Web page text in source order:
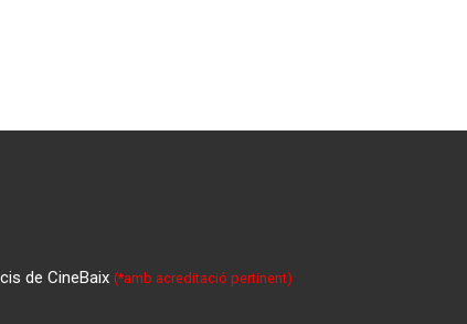
de CineBaix(*amb acreditació pertinent)